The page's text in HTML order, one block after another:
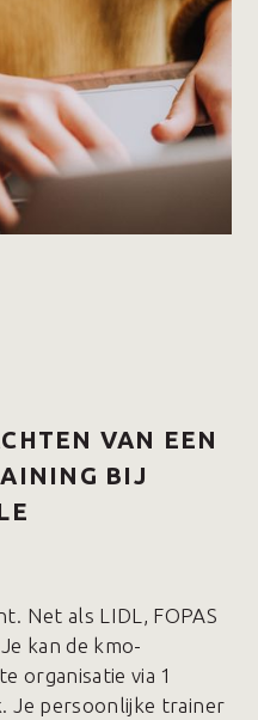
VAN EEN
BIJ
Net als LIDL, FOPAS
kan de kmo-
organisatie via 1
Je persoonlijke trainer